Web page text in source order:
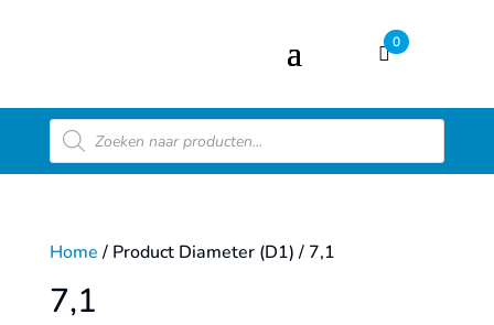
0
Producten
zoeken
Home/ Product Diameter (D1) / 7,1
7,1